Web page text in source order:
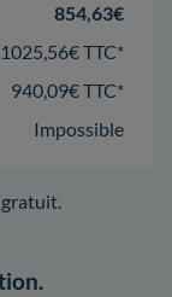
854,63€
1025,56€ TTC*
940,09€ TTC*
Impossible
gratuit.